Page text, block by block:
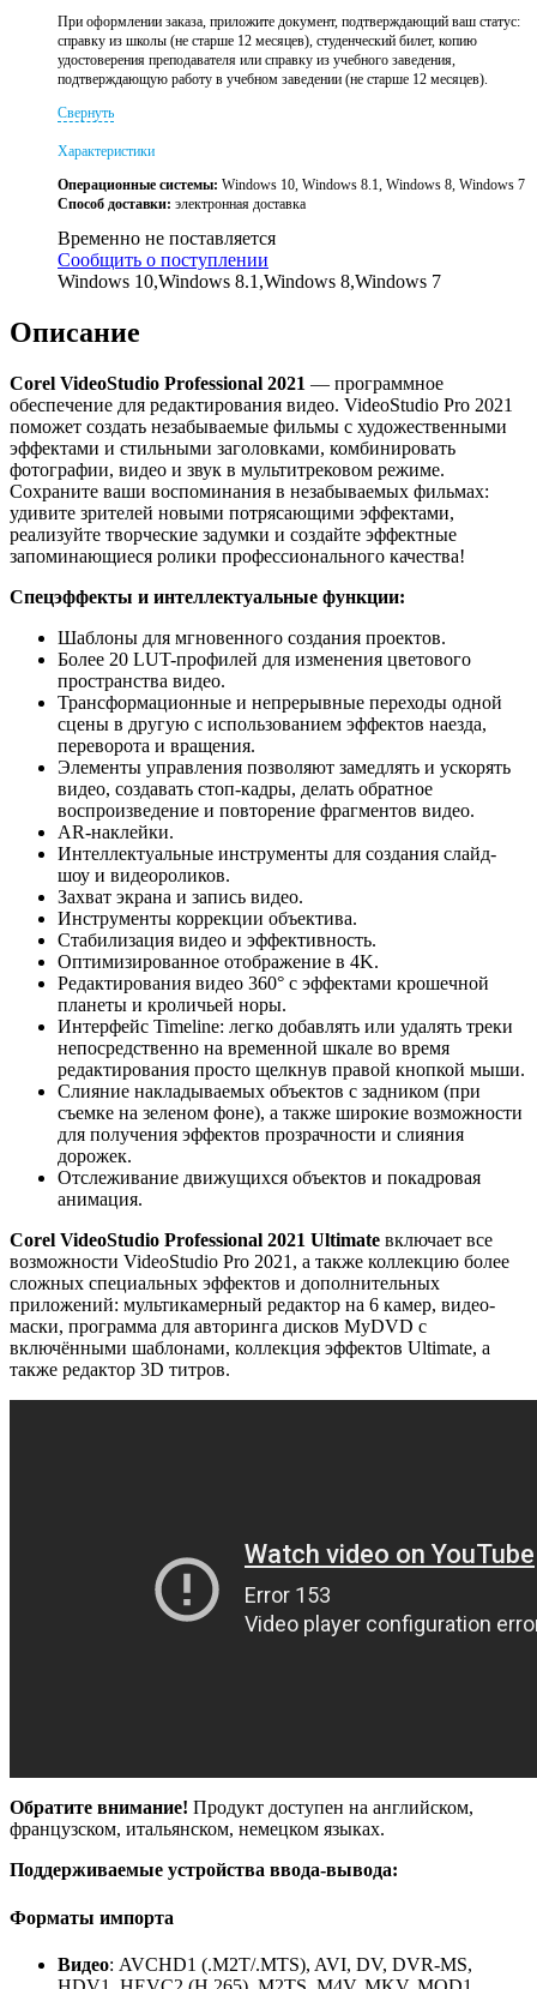
При оформлении заказа, приложите документ, подтверждающий ваш статус:
справку из школы (не старше 12 месяцев), студенческий билет, копию
удостоверения преподавателя или справку из учебного заведения,
подтверждающую работу в учебном заведении (не старше 12 месяцев).
Свернуть
Характеристики
Операционные системы: Windows 10, Windows 8.1, Windows 8, Windows 7
Способ доставки: электронная доставка
Временно не поставляется
Сообщить о поступлении
Windows 10,Windows 8.1,Windows 8,Windows 7
Описание
Corel VideoStudio Professional 2021 — программное
обеспечение для редактирования видео. VideoStudio Pro 2021
поможет создать незабываемые фильмы с художественными
эффектами и стильными заголовками, комбинировать
фотографии, видео и звук в мультитрековом режиме.
Сохраните ваши воспоминания в незабываемых фильмах:
удивите зрителей новыми потрясающими эффектами,
реализуйте творческие задумки и создайте эффектные
запоминающиеся ролики профессионального качества!
Cпецэффекты и интеллектуальные функции:
Шаблоны для мгновенного создания проектов.
Более 20 LUT-профилей для изменения цветового
пространства видео.
Трансформационные и непрерывные переходы одной
сцены в другую с использованием эффектов наезда,
переворота и вращения.
Элементы управления позволяют замедлять и ускорять
видео, создавать стоп-кадры, делать обратное
воспроизведение и повторение фрагментов видео.
AR-наклейки.
Интеллектуальные инструменты для создания слайд-
шоу и видеороликов.
Захват экрана и запись видео.
Инструменты коррекции объектива.
Стабилизация видео и эффективность.
Оптимизированное отображение в 4K.
Редактирования видео 360° с эффектами крошечной
планеты и кроличьей норы.
Интерфейс Timeline: легко добавлять или удалять треки
непосредственно на временной шкале во время
редактирования просто щелкнув правой кнопкой мыши.
Слияние накладываемых объектов с задником (при
съемке на зеленом фоне), а также широкие возможности
для получения эффектов прозрачности и слияния
дорожек.
Отслеживание движущихся объектов и покадровая
анимация.
Corel VideoStudio Professional 2021 Ultimate включает все
возможности VideoStudio Pro 2021, а также коллекцию более
сложных специальных эффектов и дополнительных
приложений: мультикамерный редактор на 6 камер, видео-
маски, программа для авторинга дисков MyDVD с
включёнными шаблонами, коллекция эффектов Ultimate, а
также редактор 3D титров.
Обратите внимание! Продукт доступен на английском,
французском, итальянском, немецком языках.
Поддерживаемые устройства ввода-вывода:
Форматы импорта
Видео: AVCHD1 (.M2T/.MTS), AVI, DV, DVR-MS,